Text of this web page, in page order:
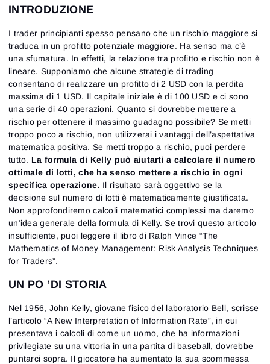
INTRODUZIONE
I trader principianti spesso pensano che un rischio maggiore si
traduca in un profitto potenziale maggiore. Ha senso ma c’è
una sfumatura. In effetti, la relazione tra profitto e rischio non è
lineare. Supponiamo che alcune strategie di trading
consentano di realizzare un profitto di 2 USD con la perdita
massima di 1 USD. Il capitale iniziale è di 100 USD e ci sono
una serie di 40 operazioni. Quanto si dovrebbe mettere a
rischio per ottenere il massimo guadagno possibile? Se metti
troppo poco a rischio, non utilizzerai i vantaggi dell’aspettativa
matematica positiva. Se metti troppo a rischio, puoi perdere
tutto. La formula di Kelly può aiutarti a calcolare il numero
ottimale di lotti, che ha senso mettere a rischio in ogni
specifica operazione. Il risultato sarà oggettivo se la
decisione sul numero di lotti è matematicamente giustificata.
Non approfondiremo calcoli matematici complessi ma daremo
un’idea generale della formula di Kelly. Se trovi questo articolo
insufficiente, puoi leggere il libro di Ralph Vince “The
Mathematics of Money Management: Risk Analysis Techniques
for Traders”.
UN PO ’DI STORIA
Nel 1956, John Kelly, giovane fisico del laboratorio Bell, scrisse
l’articolo “A New Interpretation of Information Rate”, in cui
presentava i calcoli di come un uomo, che ha informazioni
privilegiate su una vittoria in una partita di baseball, dovrebbe
puntarci sopra. Il giocatore ha aumentato la sua scommessa